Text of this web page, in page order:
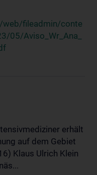
web/fileadmin/conte
05/Aviso_Wr_Ana_
erhält
auf dem Gebiet
Klaus Ulrich Klein